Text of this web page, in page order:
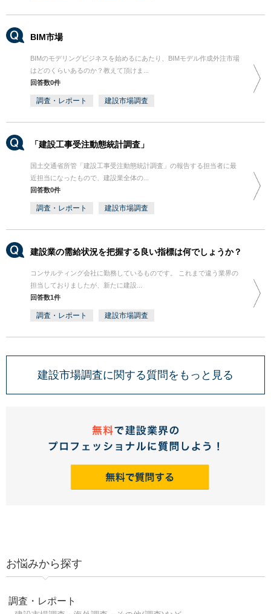
BIM市場
BIMのモデリングビジネスを始めるにあたり、BIMモデル作成外注市場
はどのくらいあるのか？教えて頂けま...
回答数0件
調査・レポート 建設市場調査
「建設工事受注動態統計調査」
国土交通省所管「建設工事受注動態統計調査」の報告する担当者に最
近担当になったもので、建設業全体の...
回答数0件
調査・レポート 建設市場調査
建設業の需給状況を把握する良い指標は何でしょうか？
コンサルティング会社に勤務しているものです。 これまで違う業界の
担当しておりましたが、新たに建設...
回答数1件
調査・レポート 建設市場調査
建設市場調査に関する質問をもっと見る
お悩みから探す
調査・レポート